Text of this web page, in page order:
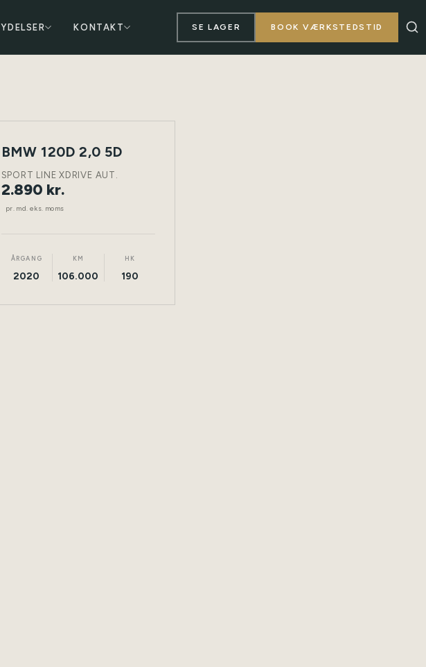
YDELSER KONTAKT SE LAGER BOOK VÆRKSTEDSTID
LEASING DIESEL TØNDER
BMW 120D 2,0 5D
SPORT LINE XDRIVE AUT.
2.890 kr.
pr. md. eks. moms
ÅRGANG
2020
KM
106.000
HK
190